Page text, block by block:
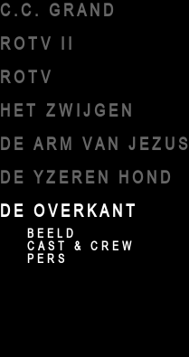
C.C. GRAND
ROTV II
ROTV
HET ZWIJGEN
DE ARM VAN JEZUS
DE YZEREN HOND
DE OVERKANT
BEELD
CAST & CREW
PERS